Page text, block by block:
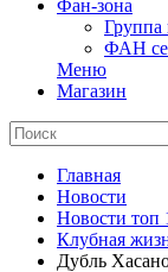
Фан-зона
Группа
ФАН
Меню
Магазин
Главная
Новости
Новости топ
Клубная
Дубль